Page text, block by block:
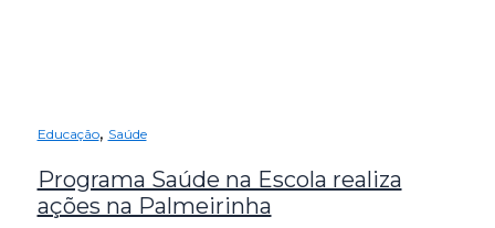
Educação, Saúde
Programa Saúde na Escola realiza
ações na Palmeirinha